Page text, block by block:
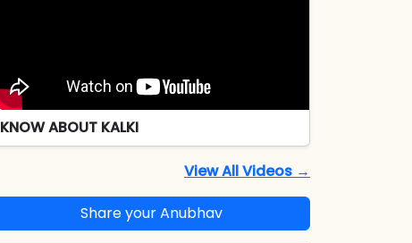
KNOW ABOUT KALKI
View All Videos →
Share your Anubhav